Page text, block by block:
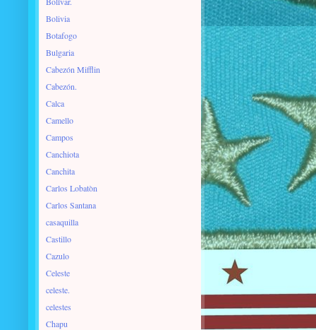
Bolivia
Botafogo
Bulgaria
Cabezón Mifflin
Cabezón.
Calca
Camello
Campos
Canchiota
Canchita
Carlos Lobatòn
Carlos Santana
casaquilla
Castillo
Cazulo
Celeste
celeste.
celestes
Chapu